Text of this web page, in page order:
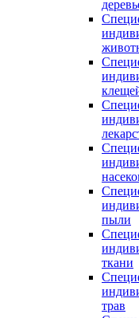
пыли
ткани
трав